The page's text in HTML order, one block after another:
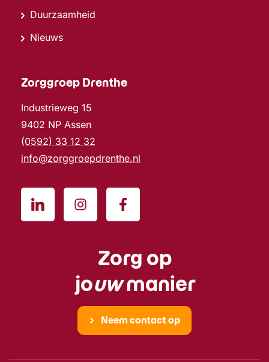
Duurzaamheid
Nieuws
Zorggroep Drenthe
Industrieweg 15
9402 NP Assen
(0592) 33 12 32
info@zorggroepdrenthe.nl
Zorg op
jouwmanier
Neem contact op